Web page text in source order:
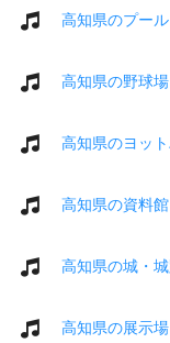
高知県のプール
高知県の野球場
高知県のヨッ
高知県の資料館
高知県の城・
高知県の展示場